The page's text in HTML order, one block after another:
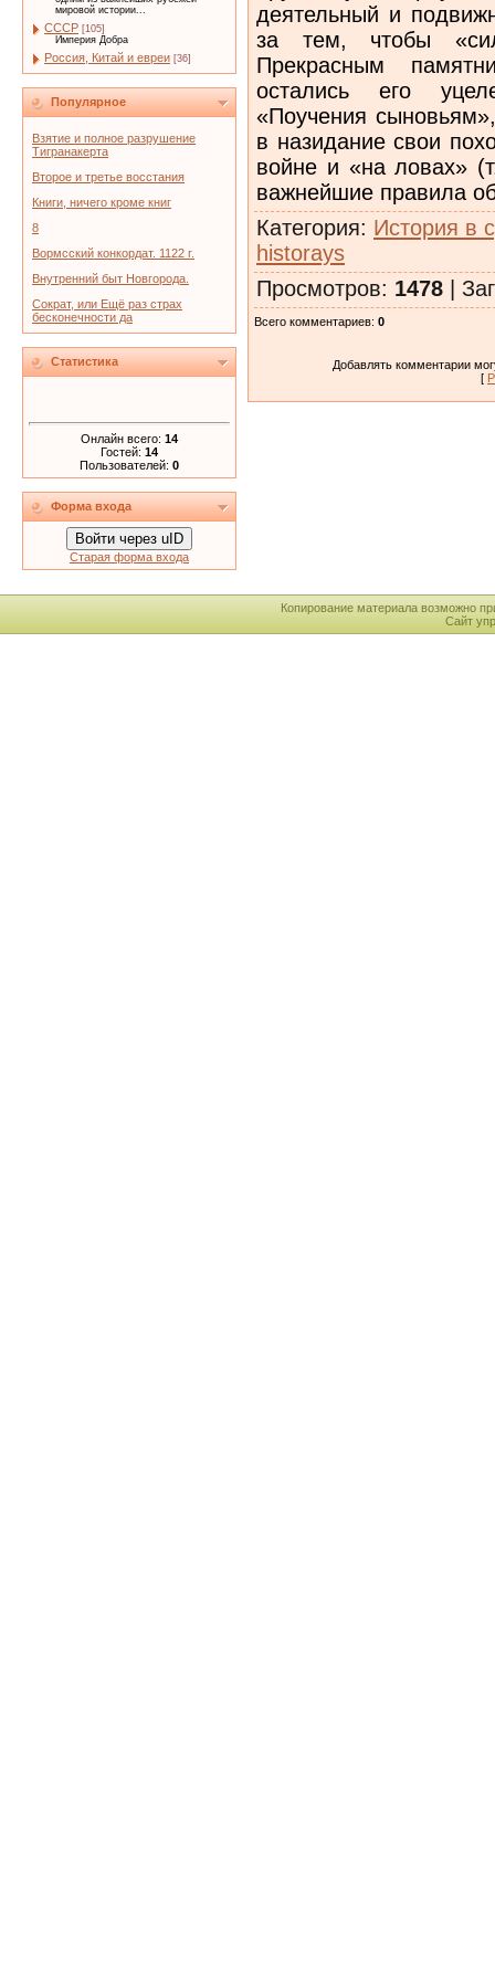
мировой истории...
СССР [105]
Империя Добра
Россия, Китай и евреи [36]
Популярное
Взятие и полное разрушение
Тигранакерта
Второе и третье восстания
Книги, ничего кроме книг
8
Вормсский конкордат. 1122 г.
Внутренний быт Новгорода.
Сократ, или Ещё раз страх
бесконечности да
Статистика
Онлайн всего: 14
Гостей: 14
Пользователей: 0
Форма входа
Войти через uID
Старая форма входа
деятельный и
за тем, чтобы
Прекрасным
остались его
«Поучения
в назидание свои
войне и «на ловах»
важнейшие правила
Категория: История в
historays
Просмотров: 1478 |
Всего комментариев: 0
Добавлять комментарии
[
Копирование материала возможно
Сайт